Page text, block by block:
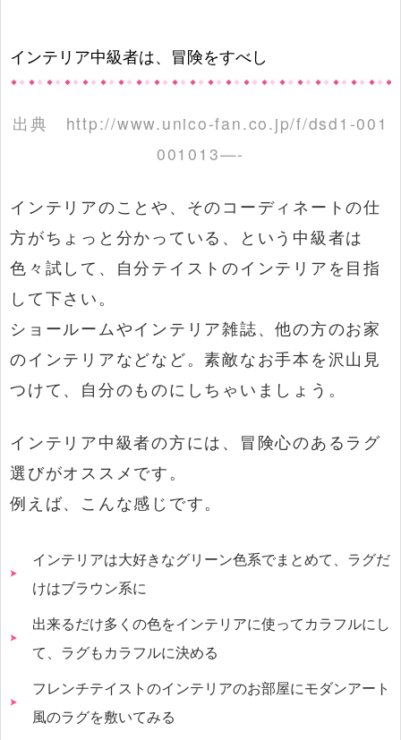
インテリア中級者は、冒険をすべし
出典 http://www.unico-fan.co.jp/f/dsd1-001
001013—-
インテリアのことや、そのコーディネートの仕
方がちょっと分かっている、という中級者は
色々試して、自分テイストのインテリアを目指
して下さい。
ショールームやインテリア雑誌、他の方のお家
のインテリアなどなど。素敵なお手本を沢山見
つけて、自分のものにしちゃいましょう。
インテリア中級者の方には、冒険心のあるラグ
選びがオススメです。
例えば、こんな感じです。
インテリアは大好きなグリーン色系でまとめて、ラグだ
けはブラウン系に
出来るだけ多くの色をインテリアに使ってカラフルにし
て、ラグもカラフルに決める
フレンチテイストのインテリアのお部屋にモダンアート
風のラグを敷いてみる